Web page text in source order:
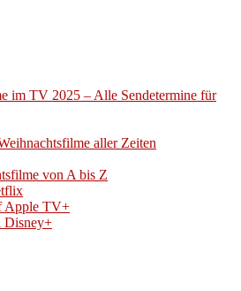
im TV 2025 – Alle Sendetermine für
aller Zeiten
von A bis Z
Apple TV+
Disney+